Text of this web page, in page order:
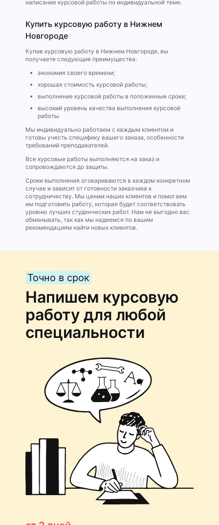
написание курсовой работы по индивидуальной теме.
Купить курсовую работу в Нижнем
Новгороде
Купив курсовую работу в Нижнем Новгороде, вы
получаете следующие преимущества:
экономия своего времени;
хорошая стоимость курсовой работы;
выполнение курсовой работы в положенные сроки;
высокий уровень качества выполнения курсовой
работы.
Мы индивидуально работаем с каждым клиентом и
готовы учесть специфику вашего заказа, особенности
требований преподавателей.
Все курсовые работы выполняются на заказ и
сопровождаются до защиты.
Сроки выполнения оговариваются в каждом конкретном
случае и зависит от готовности заказчика к
сотрудничеству. Мы ценим наших клиентов и помогаем
им подготовить работу, которая будет соответствовать
уровню лучших студенческих работ. Нам не выгодно вас
обманывать, так как мы надеемся по вашим
рекомендациям найти новых клиентов.
Точно в срок
Напишем курсовую
работу для любой
специальности